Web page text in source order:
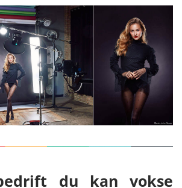
du kan vokse